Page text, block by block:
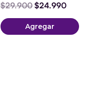
$29.900 $24.990
Agregar